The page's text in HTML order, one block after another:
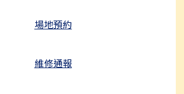
場地預約
維修通報